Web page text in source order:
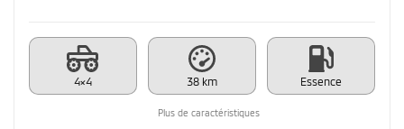
4×4 38 km Essence
Plus de caractéristiques